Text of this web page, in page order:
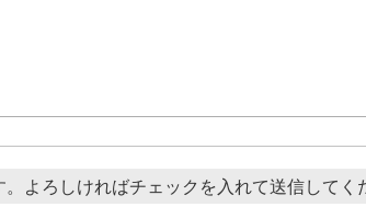
。よろしければチェックを入れて送信してく